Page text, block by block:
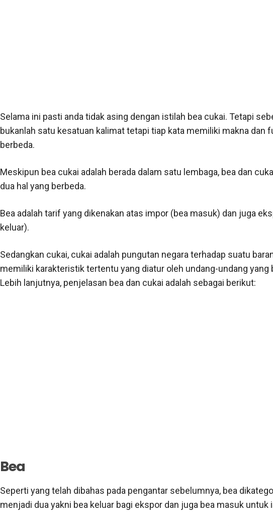
Selama ini pasti anda tidak asing dengan istilah bea cukai. Tetapi
bukanlah satu kesatuan kalimat tetapi tiap kata memiliki makna dan
berbeda.
Meskipun bea cukai adalah berada dalam satu lembaga, bea dan
dua hal yang berbeda.
Bea adalah tarif yang dikenakan atas impor (bea masuk) dan juga
keluar).
Sedangkan cukai, cukai adalah pungutan negara terhadap suatu
memiliki karakteristik tertentu yang diatur oleh undang-undang yang
Lebih lanjutnya, penjelasan bea dan cukai adalah sebagai berikut:
Bea
Seperti yang telah dibahas pada pengantar sebelumnya, bea
menjadi dua yakni bea keluar bagi ekspor dan juga bea masuk untuk